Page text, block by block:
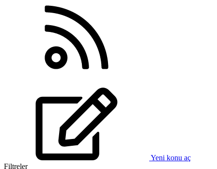
Yeni konu aç
Filtreler